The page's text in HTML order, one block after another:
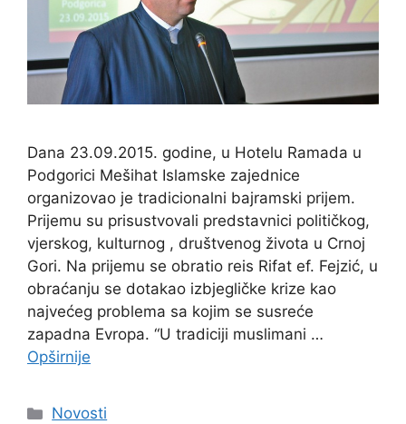
Dana 23.09.2015. godine, u Hotelu Ramada u
Podgorici Mešihat Islamske zajednice
organizovao je tradicionalni bajramski prijem.
Prijemu su prisustvovali predstavnici političkog,
vjerskog, kulturnog , društvenog života u Crnoj
Gori. Na prijemu se obratio reis Rifat ef. Fejzić, u
obraćanju se dotakao izbjegličke krize kao
najvećeg problema sa kojim se susreće
zapadna Evropa. “U tradiciji muslimani …
Opširnije
Kategorije
Novosti